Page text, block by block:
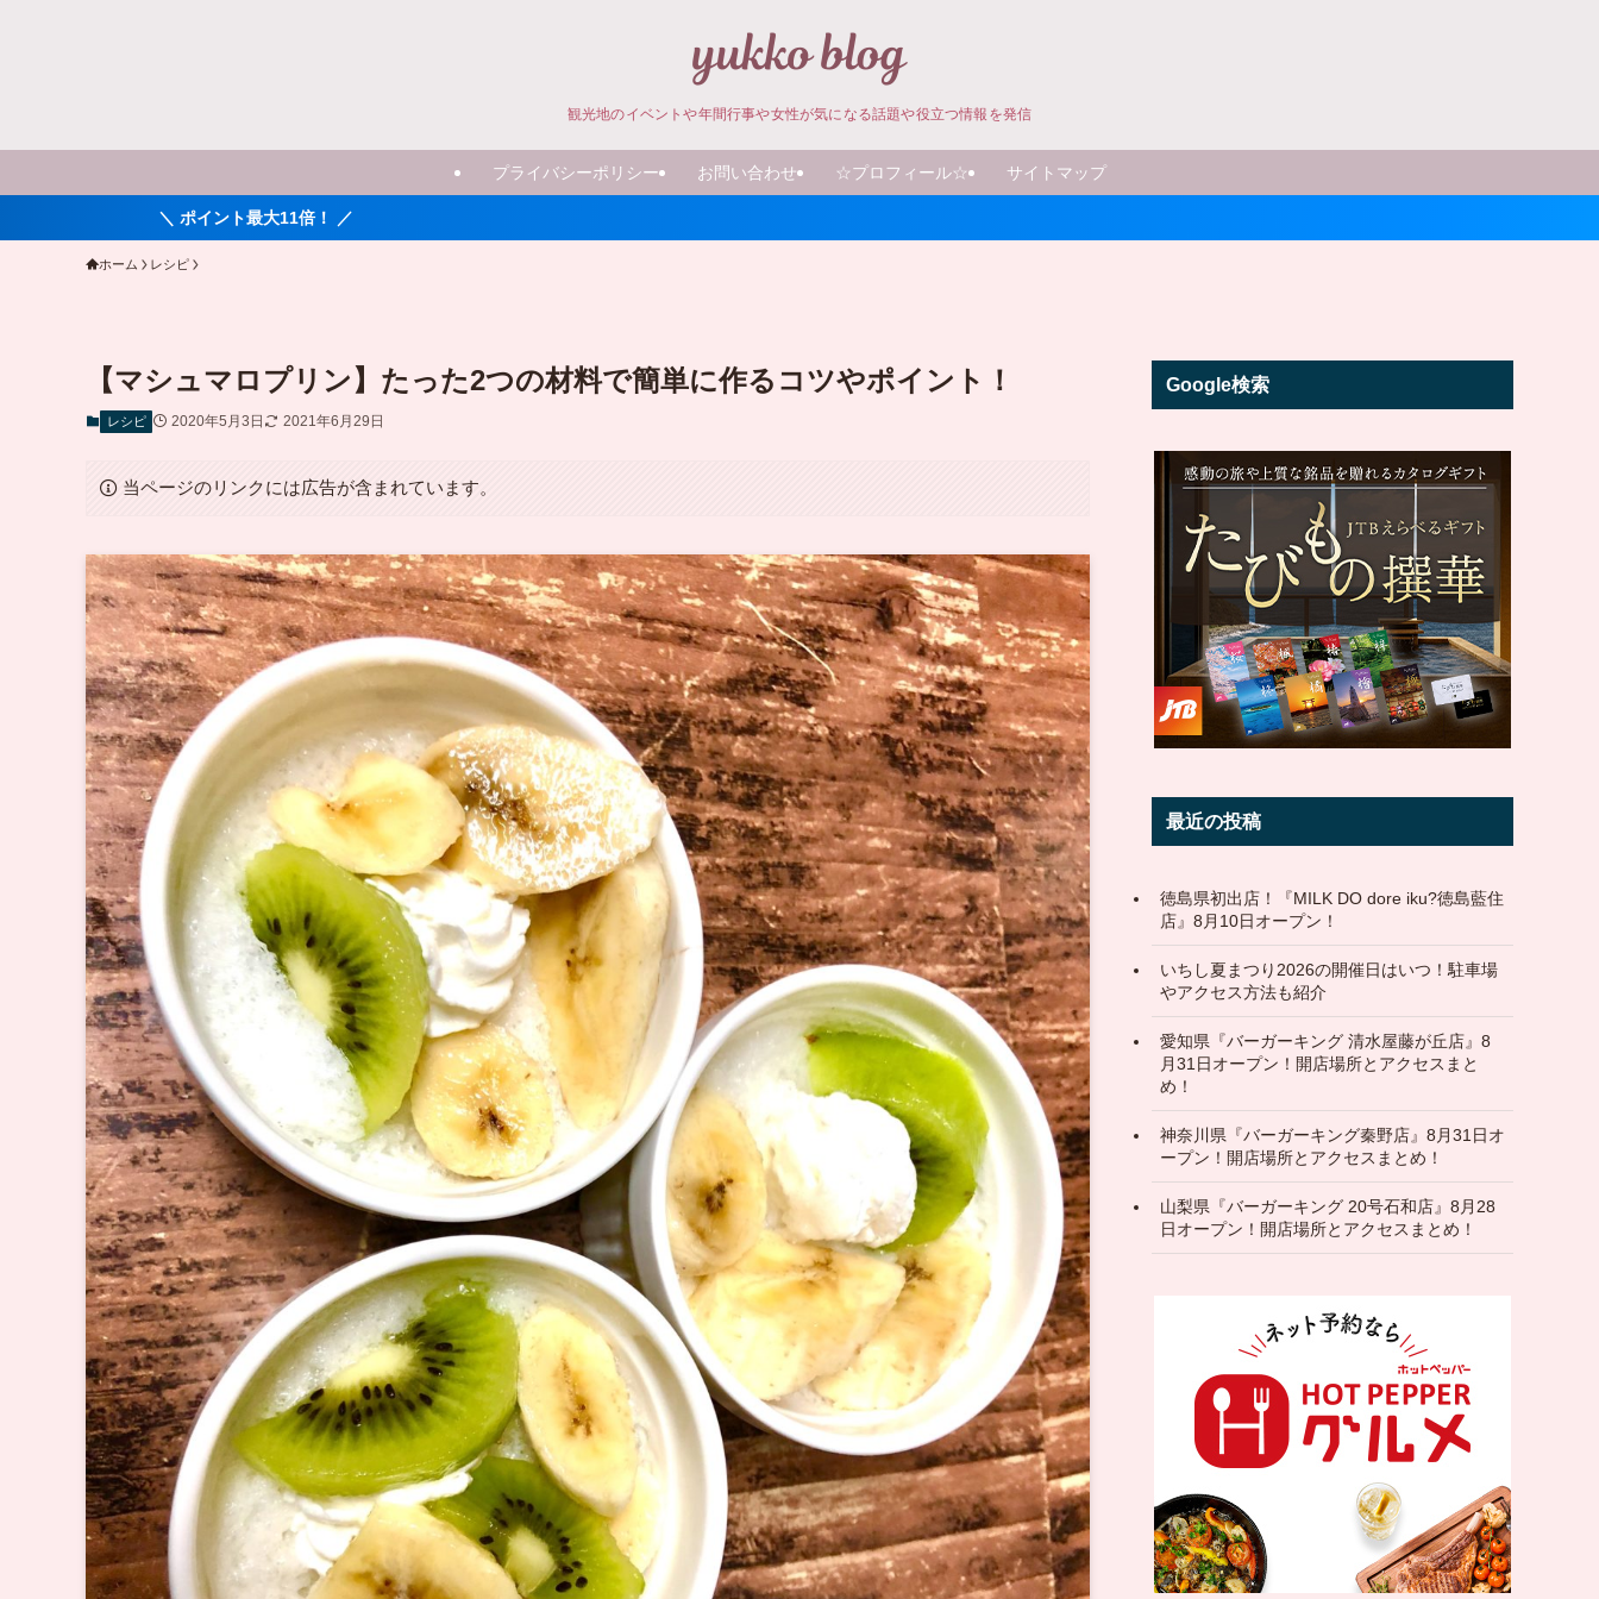
観光地のイベントや年間行事や女性が気になる話題や役立つ情報を発信
プライバシーポリシー お問い合わせ ☆プロフィール☆ サイトマップ
ホーム レシピ
【マシュマロプリン】たった2つの材料で簡単に作るコツやポイント！
レシピ 2020年5月3日 2021年6月29日
当ページのリンクには広告が含まれています。
Google検索
最近の投稿
徳島県初出店！『MILK DO dore iku?徳島藍住
店』8月10日オープン！
いちし夏まつり2026の開催日はいつ！駐車場
やアクセス方法も紹介
愛知県『バーガーキング 清水屋藤が丘店』8
月31日オープン！開店場所とアクセスまと
め！
神奈川県『バーガーキング秦野店』8月31日オ
ープン！開店場所とアクセスまとめ！
山梨県『バーガーキング 20号石和店』8月28
日オープン！開店場所とアクセスまとめ！